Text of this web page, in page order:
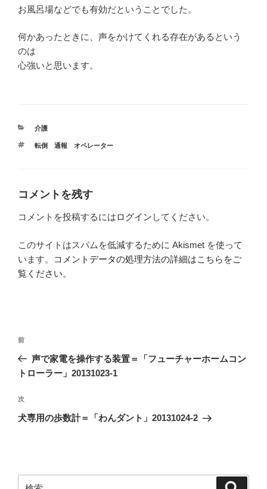
お風呂場などでも有効だということでした。
何かあったときに、声をかけてくれる存在があるという
のは
心強いと思います。
カ
ゴ
介護
タ
転倒 通報 オペレーター
コメントを残す
コメントを投稿するにはログイン してください。
このサイトはスパムを低減するために Akismet を使って
います。
コメントデータの処理方法の詳細はこちらをご
覧ください。
投
ナ
ゲ
ー
前
の
投
前
声で家電を操作する装置＝「フューチャーホームコン
トローラー」20131023-1
次
の
次
犬専用の歩数計＝「わんダント」20131024-2